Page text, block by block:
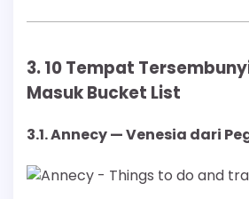
3. 10 Tempat
Masuk Bucket List
3.1.Annecy — Venesia dari